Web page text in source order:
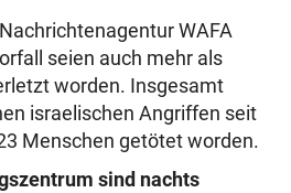
WAFA
seien auch mehr als
worden. Insgesamt
israelischen Angriffen seit
Menschen getötet worden.
sind nachts